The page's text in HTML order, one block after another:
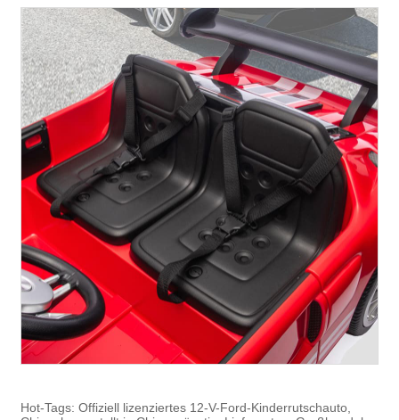
Hot-Tags: Offiziell lizenziertes 12-V-Ford-Kinderrutschauto,